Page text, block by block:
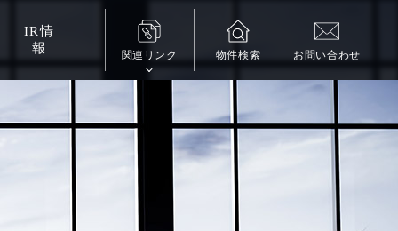
IR情
報
関連リンク 物件検索 お問い合わせ